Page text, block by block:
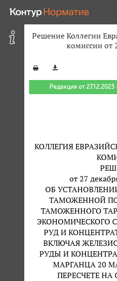
Решение Коллегии
комиссии от
Редакция от
КОЛЛЕГИЯ
от 27
ОБ
ТАМОЖЕННОЙ
ТАМОЖЕННОГО
ЭКОНОМИЧЕСКОГО
РУД И
ВКЛЮЧАЯ
РУДЫ И
МАРГАНЦА 20
ПЕРЕСЧЕТЕ